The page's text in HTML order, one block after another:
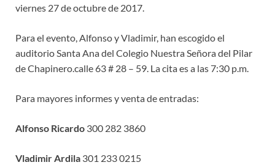
viernes 27 de octubre de 2017.
Para el evento, Alfonso y Vladimir, han escogido el
auditorio Santa Ana del Colegio Nuestra Señora del Pilar
de Chapinero.calle 63 # 28 – 59. La cita es a las 7:30 p.m.
Para mayores informes y venta de entradas:
Alfonso Ricardo 300 282 3860
Vladimir Ardila 301 233 0215